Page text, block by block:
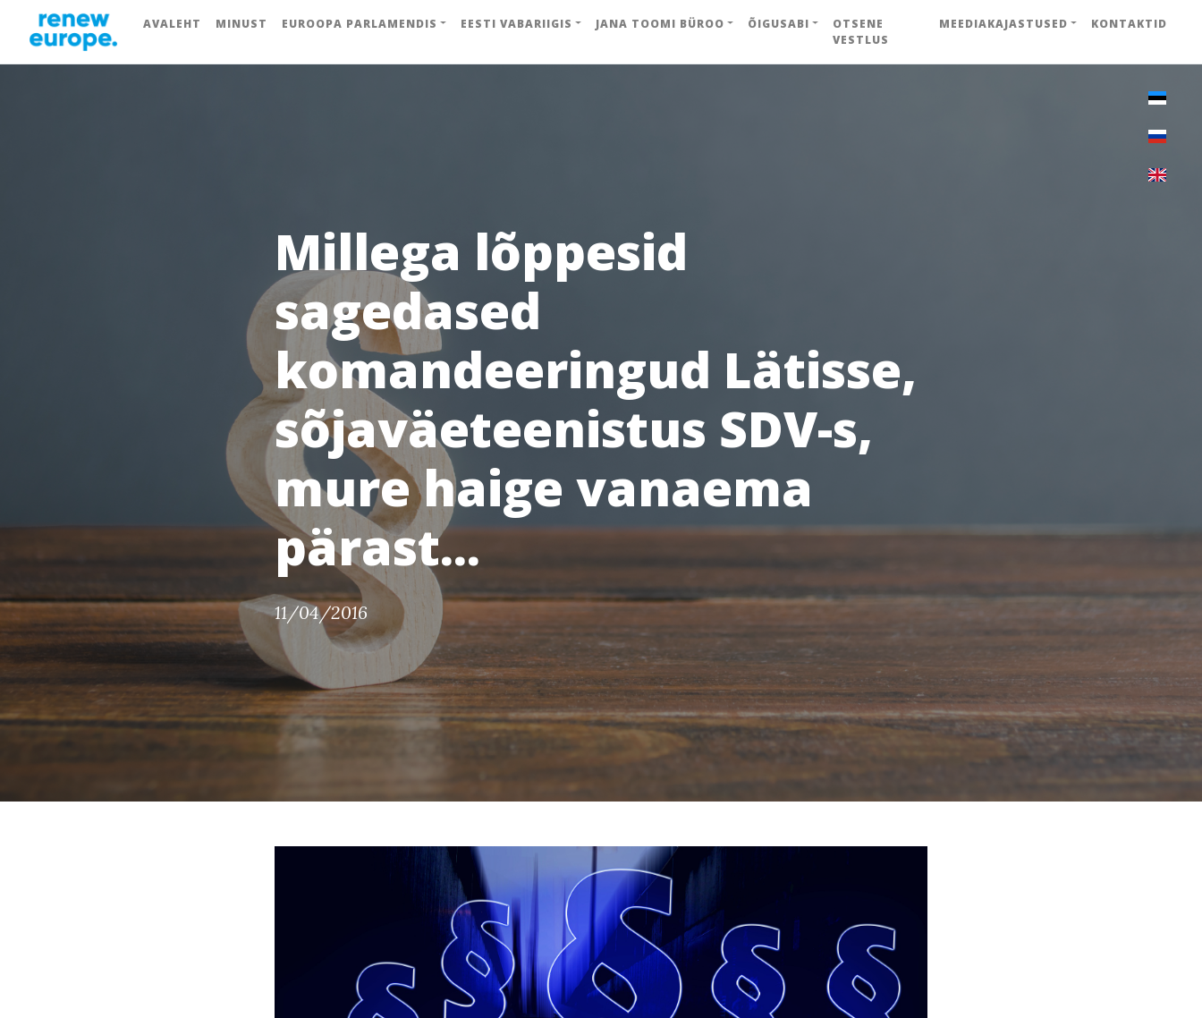
AVALEHT MINUST EUROOPA PARLAMENDIS EESTI VABARIIGIS JANA TOOMI BÜROO ÕIGUSABI
OTSENE
VESTLUS
MEEDIAKAJASTUSED KONTAKTID
Millega lõppesid
sagedased
komandeeringud Lätisse,
sõjaväeteenistus SDV-s,
mure haige vanaema
pärast...
11/04/2016